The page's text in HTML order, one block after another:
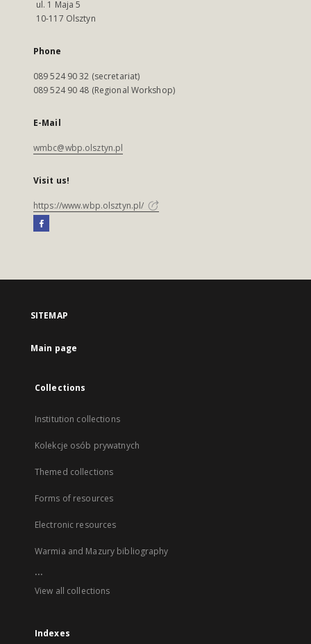
ul. 1 Maja 5
10-117 Olsztyn
Phone
089 524 90 32 (secretariat)
089 524 90 48 (Regional Workshop)
E-Mail
wmbc@wbp.olsztyn.pl
Visit us!
https://www.wbp.olsztyn.pl/
SITEMAP
Main page
Collections
Institution collections
Kolekcje osób prywatnych
Themed collections
Forms of resources
Electronic resources
Warmia and Mazury bibliography
...
View all collections
Indexes